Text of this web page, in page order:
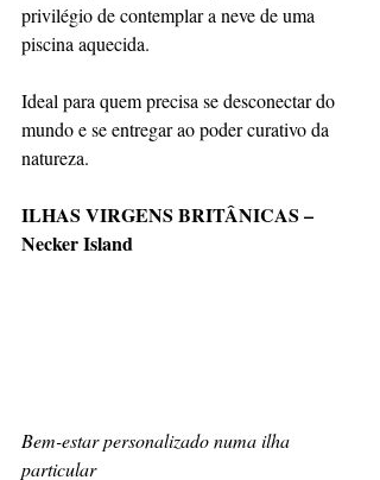
privilégio de contemplar a neve de uma
piscina aquecida.
Ideal para quem precisa se desconectar do
mundo e se entregar ao poder curativo da
natureza.
ILHAS VIRGENS BRITÂNICAS –
Necker Island
Bem-estar personalizado numa ilha
particular